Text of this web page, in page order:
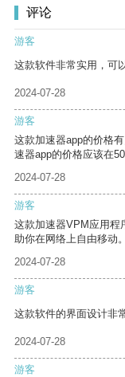
评论
游客
这款软件非常实用，可
2024-07-28
游客
这款加速器app的价格
速器app的价格应该在
2024-07-28
游客
这款加速器VPM应用程
助你在网络上自由移动。
2024-07-28
游客
这款软件的界面设计非
2024-07-28
游客